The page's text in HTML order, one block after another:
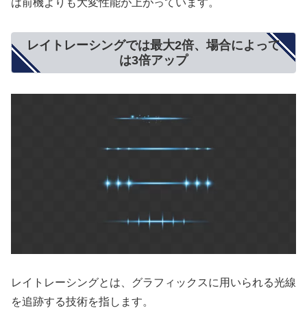
は前機よりも大変性能が上がっています。
レイトレーシングでは最大2倍、場合によって
は3倍アップ
レイトレーシングとは、グラフィックスに用いられる光線
を追跡する技術を指します。